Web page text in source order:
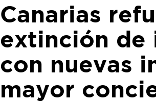
Canarias
extinción de
con nuevas
mayor